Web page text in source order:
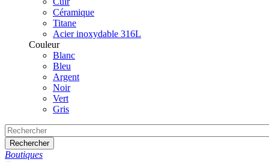
Céramique
Titane
Acier inoxydable 316L
Couleur
Blanc
Bleu
Argent
Noir
Vert
Gris
Rechercher
Boutiques